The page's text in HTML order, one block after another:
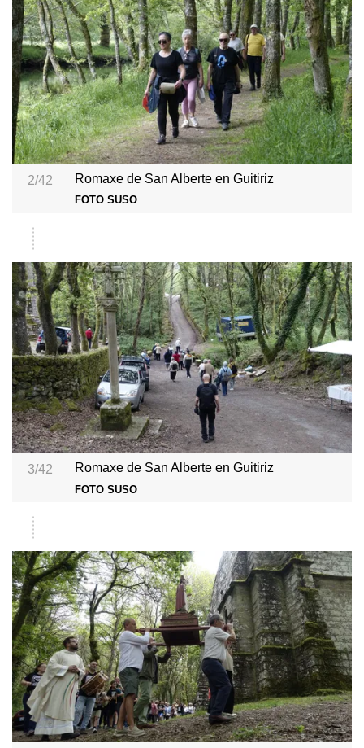
2/42 Romaxe de San Alberte en Guitiriz
FOTO SUSO
3/42 Romaxe de San Alberte en Guitiriz
FOTO SUSO